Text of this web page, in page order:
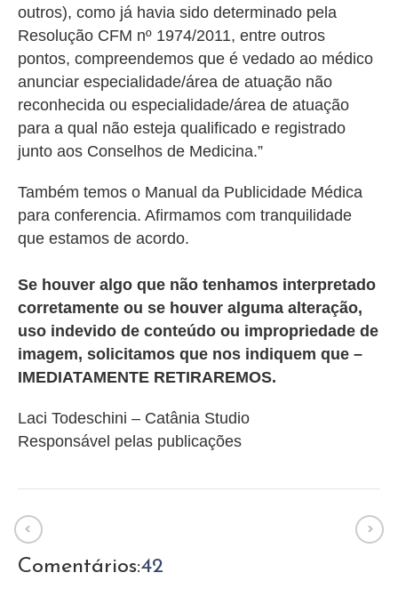
outros), como já havia sido determinado pela
Resolução CFM nº 1974/2011, entre outros
pontos, compreendemos que é vedado ao médico
anunciar especialidade/área de atuação não
reconhecida ou especialidade/área de atuação
para a qual não esteja qualificado e registrado
junto aos Conselhos de Medicina.”
Também temos o Manual da Publicidade Médica
para conferencia. Afirmamos com tranquilidade
que estamos de acordo.
Se houver algo que não tenhamos interpretado
corretamente ou se houver alguma alteração,
uso indevido de conteúdo ou impropriedade de
imagem, solicitamos que nos indiquem que –
IMEDIATAMENTE RETIRAREMOS.
Laci Todeschini – Catânia Studio
Responsável pelas publicações
Comentários:42